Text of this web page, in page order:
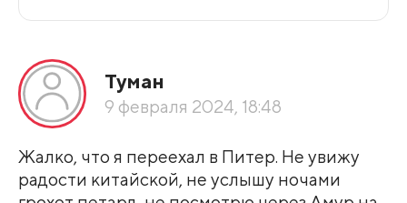
По рейтингу
Туман
9 февраля 2024, 18:48
Жалко, что я переехал в Питер. Не увижу
радости китайской, не услышу ночами